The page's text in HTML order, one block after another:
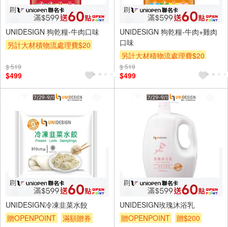
UNIDESIGN 狗乾糧-牛肉口味
另計大材積物流處理費$20
$ 519
$499
UNIDESIGN 狗乾糧-牛肉+雞肉
口味
另計大材積物流處理費$20
贈OPENPOINT
$ 519
$499
UNIDESIGN冷凍韭菜水餃
贈OPENPOINT
滿額贈券
UNIDESIGN玫瑰沐浴乳
贈OPENPOINT
贈$200